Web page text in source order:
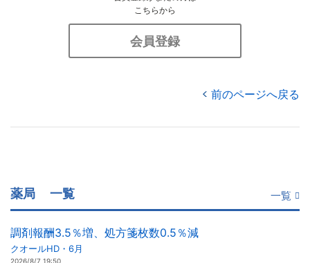
こちらから
会員登録
前のページへ戻る
薬局 一覧 一覧
調剤報酬3.5％増、処方箋枚数0.5％減
クオールHD・6月
2026/8/7 19:50